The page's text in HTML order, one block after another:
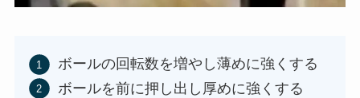
ボールの回転数を増やし薄めに強くする
ボールを前に押し出し厚めに強くする